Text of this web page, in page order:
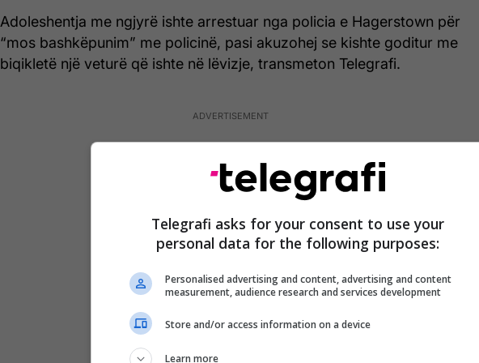
Adoleshentja me ngjyrë ishte arrestuar nga policia e Hagerstown për
“mos bashkëpunim” me policinë, pasi akuzohej se kishte goditur me
biqikletë një veturë që ishte në lëvizje, transmeton Telegrafi.
Telegrafi asks for your consent to use your
personal data for the following purposes:
Personalised advertising and content, advertising and content
measurement, audience research and services development
Store and/or access information on a device
Learn more